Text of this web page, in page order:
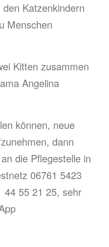
Katzenkindern
Menschen
Kitten zusammen
Angelina
können, neue
dann
die Pflegestelle in
06761 5423
44 55 21 25, sehr